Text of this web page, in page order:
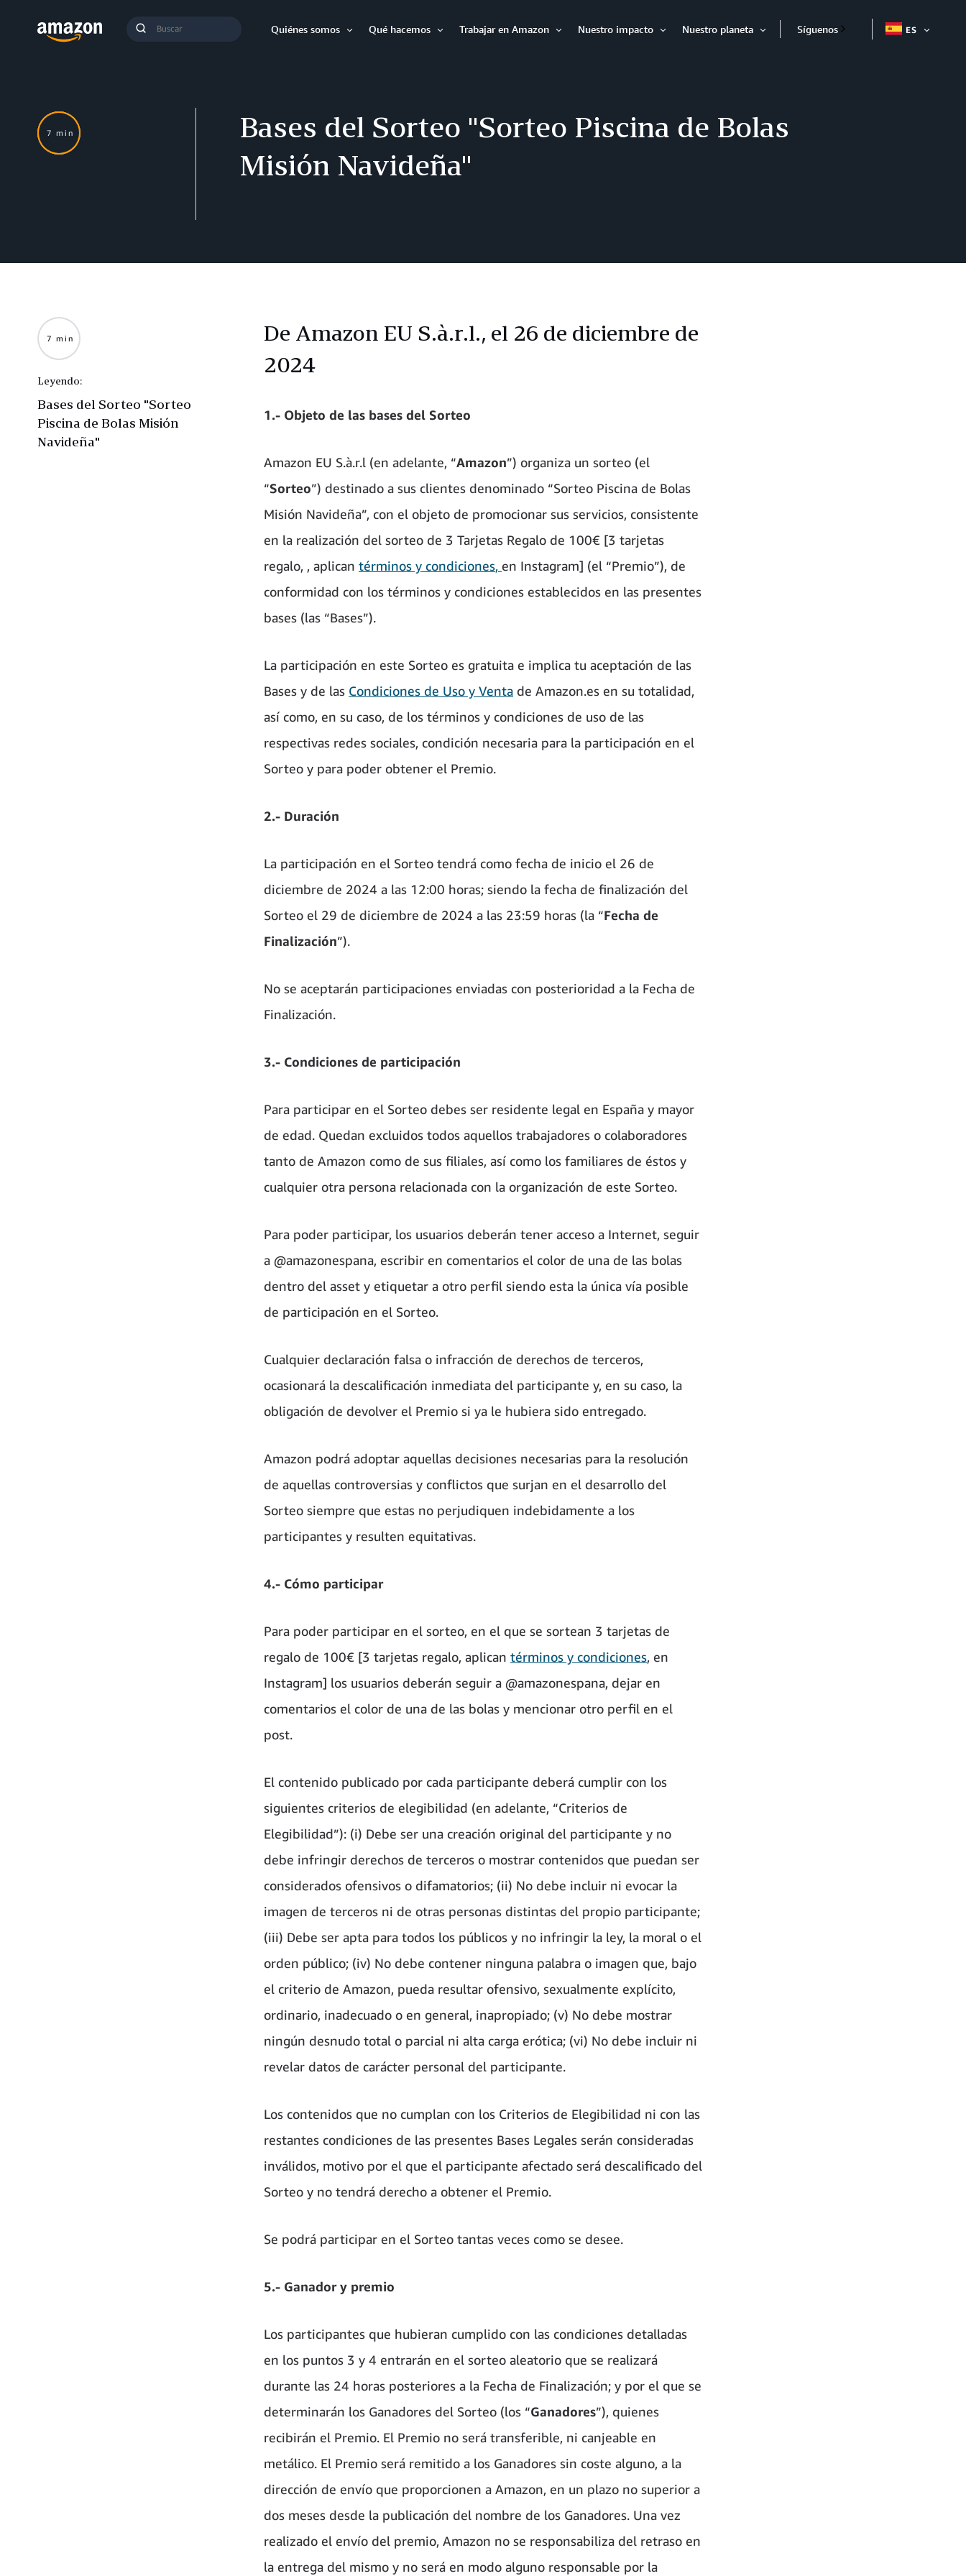
Enviar
Quiénes somos
Qué hacemos
Trabajar en Amazon
Nuestro impacto
Nuestro planeta
Expandir
Síguenos ES
Bases del Sorteo "Sorteo Piscina de Bolas
Misión Navideña"
7 min
De Amazon EU S.à.r.l., el 26 de diciembre de
2024
1.- Objeto de las bases del Sorteo
Amazon EU S.à.r.l (en adelante, “Amazon”) organiza un sorteo (el
“Sorteo”) destinado a sus clientes denominado “Sorteo Piscina de Bolas
Misión Navideña”, con el objeto de promocionar sus servicios, consistente
en la realización del sorteo de 3 Tarjetas Regalo de 100€ [3 tarjetas
regalo, , aplican términos y condiciones, en Instagram] (el “Premio”), de
conformidad con los términos y condiciones establecidos en las presentes
bases (las “Bases”).
La participación en este Sorteo es gratuita e implica tu aceptación de las
Bases y de las Condiciones de Uso y Venta de Amazon.es en su totalidad,
así como, en su caso, de los términos y condiciones de uso de las
respectivas redes sociales, condición necesaria para la participación en el
Sorteo y para poder obtener el Premio.
2.- Duración
La participación en el Sorteo tendrá como fecha de inicio el 26 de
diciembre de 2024 a las 12:00 horas; siendo la fecha de finalización del
Sorteo el 29 de diciembre de 2024 a las 23:59 horas (la “Fecha de
Finalización”).
No se aceptarán participaciones enviadas con posterioridad a la Fecha de
Finalización.
3.- Condiciones de participación
Para participar en el Sorteo debes ser residente legal en España y mayor
de edad. Quedan excluidos todos aquellos trabajadores o colaboradores
tanto de Amazon como de sus filiales, así como los familiares de éstos y
cualquier otra persona relacionada con la organización de este Sorteo.
Para poder participar, los usuarios deberán tener acceso a Internet, seguir
a @amazonespana, escribir en comentarios el color de una de las bolas
dentro del asset y etiquetar a otro perfil siendo esta la única vía posible
de participación en el Sorteo.
Cualquier declaración falsa o infracción de derechos de terceros,
ocasionará la descalificación inmediata del participante y, en su caso, la
obligación de devolver el Premio si ya le hubiera sido entregado.
Amazon podrá adoptar aquellas decisiones necesarias para la resolución
de aquellas controversias y conflictos que surjan en el desarrollo del
Sorteo siempre que estas no perjudiquen indebidamente a los
participantes y resulten equitativas.
4.- Cómo participar
Para poder participar en el sorteo, en el que se sortean 3 tarjetas de
regalo de 100€ [3 tarjetas regalo, aplican términos y condiciones, en
Instagram] los usuarios deberán seguir a @amazonespana, dejar en
comentarios el color de una de las bolas y mencionar otro perfil en el
post.
El contenido publicado por cada participante deberá cumplir con los
siguientes criterios de elegibilidad (en adelante, “Criterios de
Elegibilidad”): (i) Debe ser una creación original del participante y no
debe infringir derechos de terceros o mostrar contenidos que puedan ser
considerados ofensivos o difamatorios; (ii) No debe incluir ni evocar la
imagen de terceros ni de otras personas distintas del propio participante;
(iii) Debe ser apta para todos los públicos y no infringir la ley, la moral o el
orden público; (iv) No debe contener ninguna palabra o imagen que, bajo
el criterio de Amazon, pueda resultar ofensivo, sexualmente explícito,
ordinario, inadecuado o en general, inapropiado; (v) No debe mostrar
ningún desnudo total o parcial ni alta carga erótica; (vi) No debe incluir ni
revelar datos de carácter personal del participante.
Los contenidos que no cumplan con los Criterios de Elegibilidad ni con las
restantes condiciones de las presentes Bases Legales serán consideradas
inválidos, motivo por el que el participante afectado será descalificado del
Sorteo y no tendrá derecho a obtener el Premio.
Se podrá participar en el Sorteo tantas veces como se desee.
5.- Ganador y premio
Los participantes que hubieran cumplido con las condiciones detalladas
en los puntos 3 y 4 entrarán en el sorteo aleatorio que se realizará
durante las 24 horas posteriores a la Fecha de Finalización; y por el que se
determinarán los Ganadores del Sorteo (los “Ganadores”), quienes
recibirán el Premio. El Premio no será transferible, ni canjeable en
metálico. El Premio será remitido a los Ganadores sin coste alguno, a la
dirección de envío que proporcionen a Amazon, en un plazo no superior a
dos meses desde la publicación del nombre de los Ganadores. Una vez
realizado el envío del premio, Amazon no se responsabiliza del retraso en
la entrega del mismo y no será en modo alguno responsable por la
7 min
Leyendo:
Bases del Sorteo "Sorteo
Piscina de Bolas Misión
Navideña"